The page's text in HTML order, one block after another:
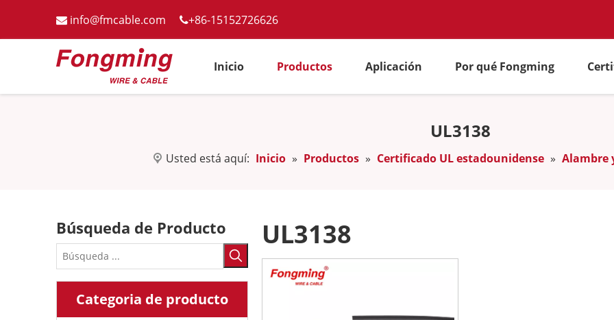
 info@fmcable.com +86-15152726626
Inicio Productos Aplicación Por qué Fongming
UL3138
Usted está aquí: Inicio » Productos » Certificado UL estadounidense » Alambre
Búsqueda de Producto
Categoria de producto
UL3138